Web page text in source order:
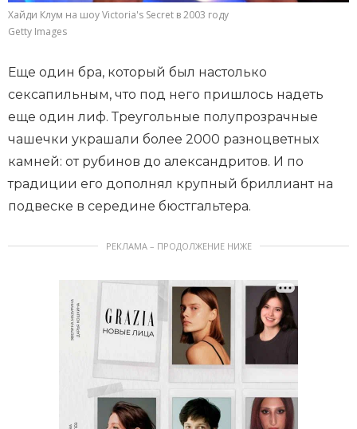
Хайди Клум на шоу Victoria's Secret в 2003 году
Getty Images
Еще один бра, который был настолько
сексапильным, что под него пришлось надеть
еще один лиф. Треугольные полупрозрачные
чашечки украшали более 2000 разноцветных
камней: от рубинов до александритов. И по
традиции его дополнял крупный бриллиант на
подвеске в середине бюстгальтера.
РЕКЛАМА – ПРОДОЛЖЕНИЕ НИЖЕ